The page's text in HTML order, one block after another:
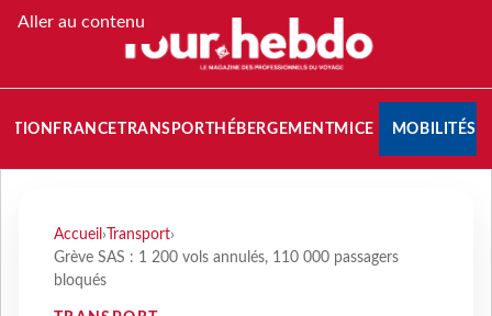
Aller au contenu
FRANCETRANSPORT HÉBERGEMENTMICE MOBILITÉS
Accueil › Transport›
Grève SAS : 1 200 vols annulés, 110 000 passagers
bloqués